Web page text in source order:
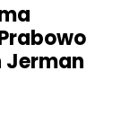
Jerman